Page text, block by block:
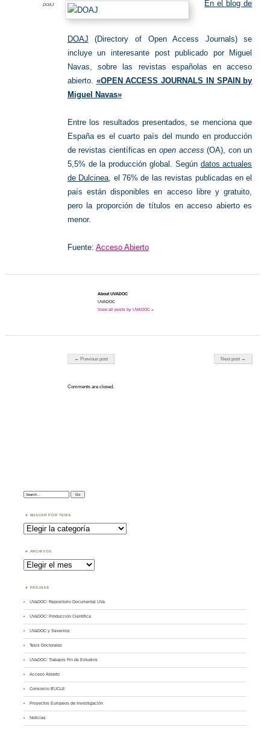
DOAJ En el blog de
DOAJ (Directory of Open Access Journals) se
incluye un interesante post publicado por Miguel
Navas, sobre las revistas españolas en acceso
abierto. «OPEN ACCESS JOURNALS IN SPAIN by
Miguel Navas»
Entre los resultados presentados, se menciona que
España es el cuarto país del mundo en producción
de revistas científicas enopen access (OA), con un
5,5% de la producción global. Según datos actuales
de Dulcinea , el 76% de las revistas publicadas en el
país están disponibles en acceso libre y gratuito,
pero la proporción de títulos en acceso abierto es
menor.
Fuente: Acceso Abierto
About UVADOC
UVADOC
View all posts by UVADOC »
Post navigation
← Previous post Next post →
Comments are closed.
Search:
BUSCAR POR TEMA
Buscar
por
Tema
ARCHIVOS
Archivos
PÁGINAS
UVaDOC: Repositorio Documental UVa
UVaDOC: Producción Científica
UVaDOC y Sexenios
Tesis Doctorales
UVaDOC: Trabajos Fin de Estudios
Acceso Abierto
Consorcio BUCLE
Proyectos Europeos de Investigación
Noticias